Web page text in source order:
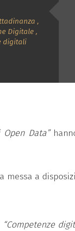
,
Digitale ,
digitali
Open Data”
a
“Competenze